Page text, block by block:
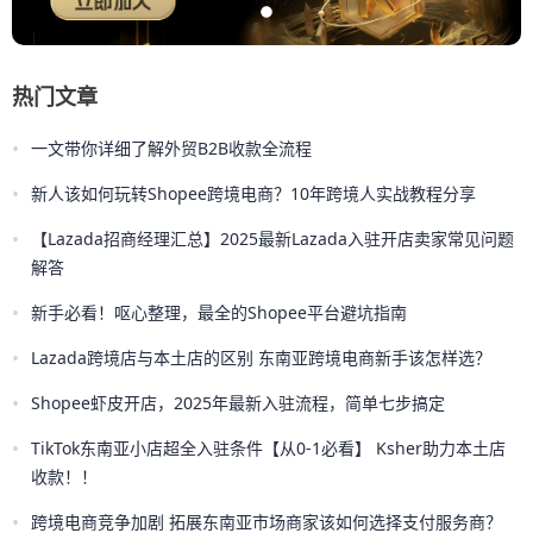
热门文章
• 一文带你详细了解外贸B2B收款全流程
• 新人该如何玩转Shopee跨境电商？10年跨境人实战教程分享
•
【Lazada招商经理汇总】2025最新Lazada入驻开店卖家常见问题
解答
• 新手必看！呕心整理，最全的Shopee平台避坑指南
• Lazada跨境店与本土店的区别 东南亚跨境电商新手该怎样选？
• Shopee虾皮开店，2025年最新入驻流程，简单七步搞定
• TikTok东南亚小店超全入驻条件【从0-1必看】 Ksher助力本土店
收款！！
• 跨境电商竞争加剧 拓展东南亚市场商家该如何选择支付服务商？